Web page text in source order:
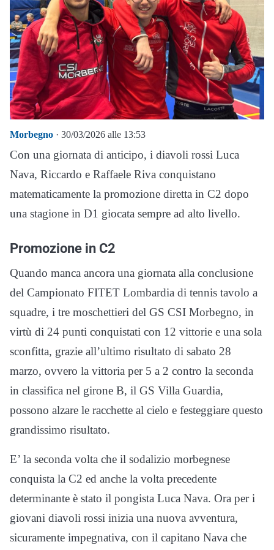
Morbegno · 30/03/2026 alle 13:53
Con una giornata di anticipo, i diavoli rossi Luca
Nava, Riccardo e Raffaele Riva conquistano
matematicamente la promozione diretta in C2 dopo
una stagione in D1 giocata sempre ad alto livello.
Promozione in C2
Quando manca ancora una giornata alla conclusione
del Campionato FITET Lombardia di tennis tavolo a
squadre, i tre moschettieri del GS CSI Morbegno, in
virtù di 24 punti conquistati con 12 vittorie e una sola
sconfitta, grazie all’ultimo risultato di sabato 28
marzo, ovvero la vittoria per 5 a 2 contro la seconda
in classifica nel girone B, il GS Villa Guardia,
possono alzare le racchette al cielo e festeggiare questo
grandissimo risultato.
E’ la seconda volta che il sodalizio morbegnese
conquista la C2 ed anche la volta precedente
determinante è stato il pongista Luca Nava. Ora per i
giovani diavoli rossi inizia una nuova avventura,
sicuramente impegnativa, con il capitano Nava che